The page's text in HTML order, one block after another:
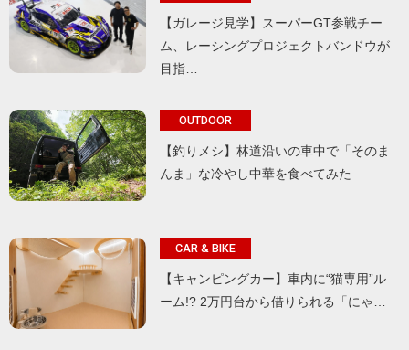
【ガレージ見学】スーパーGT参戦チー
ム、レーシングプロジェクトバンドウが
目指…
OUTDOOR
【釣りメシ】林道沿いの車中で「そのま
んま」な冷やし中華を食べてみた
CAR & BIKE
【キャンピングカー】車内に“猫専用”ル
ーム!? 2万円台から借りられる「にゃ…